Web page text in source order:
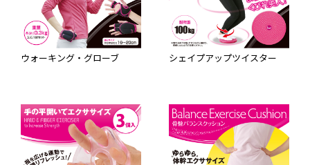
ウォーキング・グローブ シェイプアップツイスター